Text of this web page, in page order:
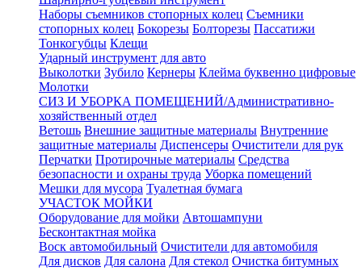
Наборы съемников стопорных колец Съемники
стопорных колец Бокорезы Болторезы Пассатижи
Тонкогубцы Клещи
Ударный инструмент для авто
Выколотки Зубило Кернеры Клейма буквенно цифровые
Молотки
СИЗ И УБОРКА ПОМЕЩЕНИЙ/Административно-
хозяйственный отдел
Ветошь Внешние защитные материалы Внутренние
защитные материалы Диспенсеры Очистители для рук
Перчатки Протирочные материалы Средства
безопасности и охраны труда Уборка помещений
Мешки для мусора Туалетная бумага
УЧАСТОК МОЙКИ
Оборудование для мойки Автошампуни
Бесконтактная мойка
Воск автомобильный Очистители для автомобиля
Для дисков Для салона Для стекол Очистка битумных